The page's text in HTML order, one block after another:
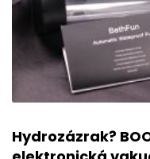
Hydrozázrak?